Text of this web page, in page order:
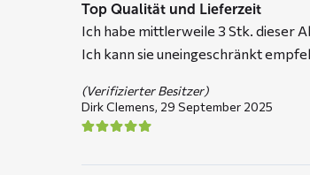
Top Qualität und Lieferzeit
Ich habe mittlerweile 3 Stk. dieser
Ich kann sie uneingeschränkt
(Verifizierter Besitzer)
Dirk Clemens, 29 September 2025